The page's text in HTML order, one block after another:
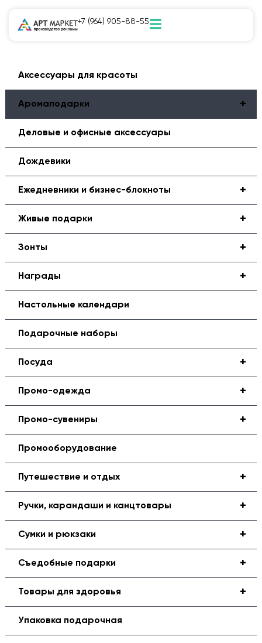
+7 (964) 905-88-55
Аксессуары для красоты
+
Аромаподарки
Деловые и офисные аксессуары
Дождевики
+
Ежедневники и бизнес-блокноты
+
Живые подарки
+
Зонты
+
Награды
Настольные календари
Подарочные наборы
+
Посуда
+
Промо-одежда
+
Промо-сувениры
Промооборудование
+
Путешествие и отдых
+
Ручки, карандаши и канцтовары
+
Сумки и рюкзаки
+
Съедобные подарки
+
Товары для здоровья
Упаковка подарочная